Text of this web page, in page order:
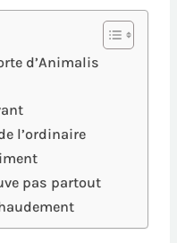
d’Animalis
l’ordinaire
pas partout